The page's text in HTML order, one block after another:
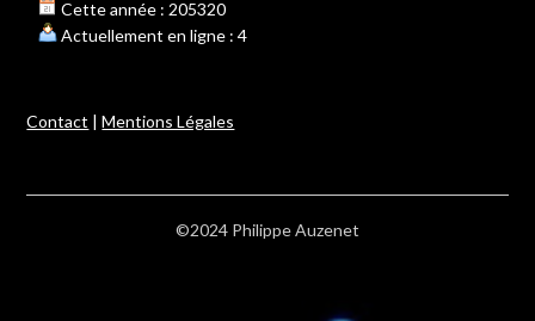
Cette année : 205320
Actuellement en ligne : 4
Contact |Mentions Légales
©2024 Philippe Auzenet